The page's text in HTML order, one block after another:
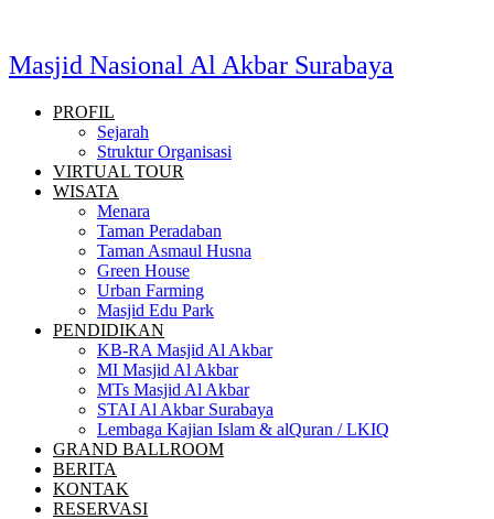
Masjid Nasional Al Akbar Surabaya
PROFIL
Sejarah
Struktur Organisasi
VIRTUAL TOUR
WISATA
Menara
Taman Peradaban
Taman Asmaul Husna
Green House
Urban Farming
Masjid Edu Park
PENDIDIKAN
KB-RA Masjid Al Akbar
MI Masjid Al Akbar
MTs Masjid Al Akbar
STAI Al Akbar Surabaya
Lembaga Kajian Islam & alQuran / LKIQ
GRAND BALLROOM
BERITA
KONTAK
RESERVASI